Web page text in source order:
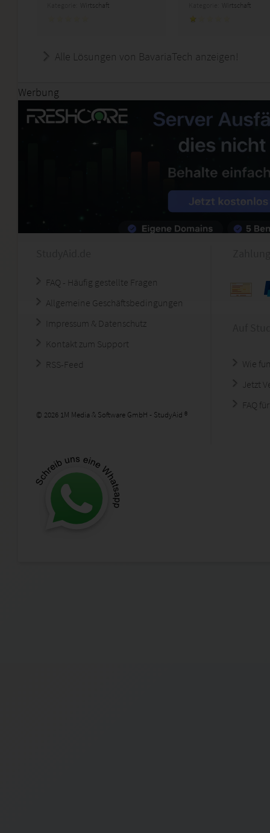
Wirtschaft Wirtschaft
Alle Lösungen von BavariaTech anzeigen!
Werbung
FAQ - Häufig gestellte Fragen
Allgemeine Geschäftsbedingungen
Impressum & Datenschutz
Kontakt zum Support
RSS-Feed
© 2026 1M Media & Software GmbH - StudyAid ®
Wie
Jetzt
FAQ